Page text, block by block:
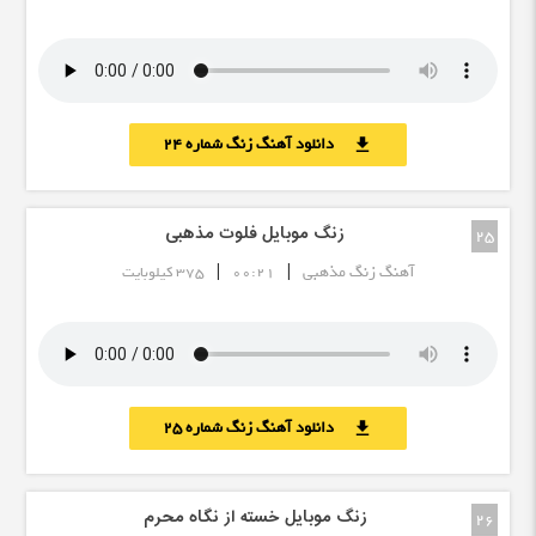
download دانلود آهنگ زنگ شماره 24
25 زنگ موبایل فلوت مذهبی
آهنگ زنگ مذهبی |
00:21
| 375 کیلوبایت
download دانلود آهنگ زنگ شماره 25
26 زنگ موبایل خسته از نگاه محرم